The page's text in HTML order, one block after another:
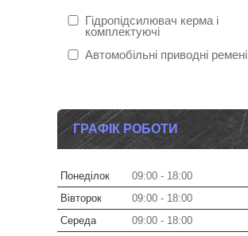
Гідропідсилювач керма і
комплектуючі
Автомобільні приводні ремені
ГРАФІК РОБОТИ
Понеділок 09:00
18:00
Вівторок
09:00
18:00
Середа
09:00
18:00